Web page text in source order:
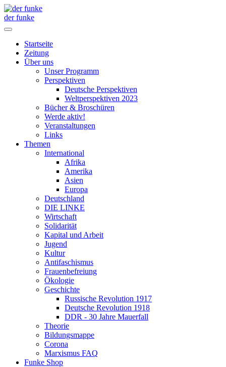
der funke
Startseite
Zeitung
Über uns
Unser Programm
Perspektiven
Deutsche Perspektiven
Weltperspektiven 2023
Bücher & Broschüren
Werde aktiv!
Veranstaltungen
Links
Themen
International
Afrika
Amerika
Asien
Europa
Deutschland
DIE LINKE
Wirtschaft
Solidarität
Kapital und Arbeit
Jugend
Kultur
Antifaschismus
Frauenbefreiung
Ökologie
Geschichte
Russische Revolution 1917
Deutsche Revolution 1918
DDR - 30 Jahre Mauerfall
Theorie
Bildungsmappe
Corona
Marxismus FAQ
Funke Shop